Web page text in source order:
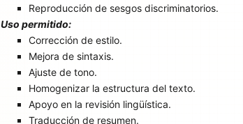
Reproducción de sesgos discriminatorios.
Uso permitido:
Corrección de estilo.
Mejora de sintaxis.
Ajuste de tono.
Homogenizar la estructura del texto.
Apoyo en la revisión lingüística.
Traducción de resumen.